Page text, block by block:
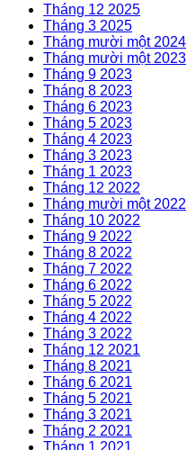
Tháng 12 2025
Tháng 3 2025
Tháng mười một 2024
Tháng mười một 2023
Tháng 9 2023
Tháng 8 2023
Tháng 6 2023
Tháng 5 2023
Tháng 4 2023
Tháng 3 2023
Tháng 1 2023
Tháng 12 2022
Tháng mười một 2022
Tháng 10 2022
Tháng 9 2022
Tháng 8 2022
Tháng 7 2022
Tháng 6 2022
Tháng 5 2022
Tháng 4 2022
Tháng 3 2022
Tháng 12 2021
Tháng 8 2021
Tháng 6 2021
Tháng 5 2021
Tháng 3 2021
Tháng 2 2021
Tháng 1 2021